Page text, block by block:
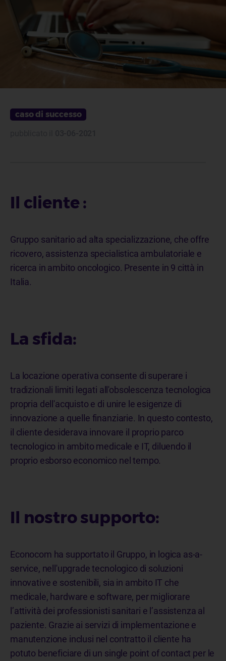
caso di successo
Il cliente :
Gruppo sanitario ad alta specializzazione, che offre
ricovero, assistenza specialistica ambulatoriale e
ricerca in ambito oncologico. Presente in 9 città in
Italia.
La sfida:
La locazione operativa consente di superare i
tradizionali limiti legati all'obsolescenza tecnologica
propria dell'acquisto e di unire le esigenze di
innovazione a quelle finanziarie. In questo contesto,
il cliente desiderava innovare il proprio parco
tecnologico in ambito medicale e IT, diluendo il
proprio esborso economico nel tempo.
Il nostro supporto:
Econocom ha supportato il Gruppo, in logica as-a-
service, nell'upgrade tecnologico di soluzioni
innovative e sostenibili, sia in ambito IT che
medicale, hardware e software, per migliorare
l’attività dei professionisti sanitari e l’assistenza al
paziente. Grazie ai servizi di implementazione e
manutenzione inclusi nel contratto il cliente ha
potuto beneficiare di un single point of contact per le